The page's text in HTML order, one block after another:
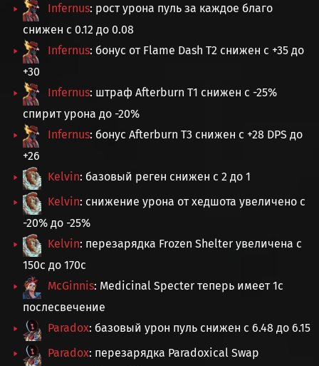
Infernus: рост урона пуль за каждое благо
снижен с 0.12 до 0.08
Infernus: бонус от Flame Dash T2 снижен с +35 до
+30
Infernus: штраф Afterburn T1 снижен с -25%
спирит урона до -20%
Infernus: бонус Afterburn T3 снижен с +28 DPS до
+26
Kelvin: базовый реген снижен с 2 до 1
Kelvin: снижение урона от хедшота увеличено с
-20% до -25%
Kelvin: перезарядка Frozen Shelter увеличена с
150с до 170с
McGinnis: Medicinal Specter теперь имеет 1с
послесвечение
Paradox: базовый урон пуль снижен с 6.48 до 6.15
Paradox: перезарядка Paradoxical Swap